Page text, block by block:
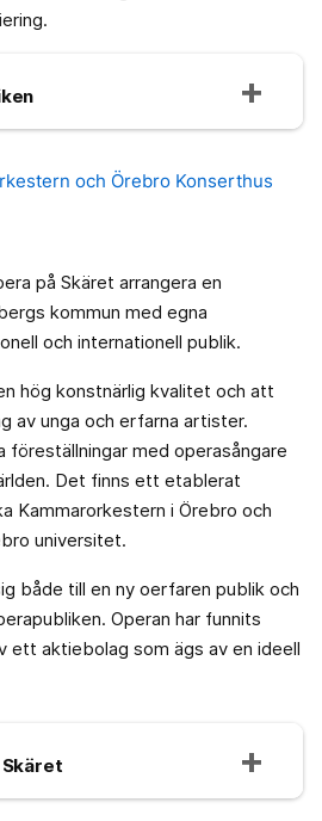
och Örebro Konserthus
på Skäret arrangera en
kommun med egna
och internationell publik.
hög konstnärlig kvalitet och att
av unga och erfarna artister.
föreställningar med operasångare
Det finns ett etablerat
Kammarorkestern i Örebro och
universitet.
både till en ny oerfaren publik och
Operan har funnits
ett aktiebolag som ägs av en ideell
Skäret